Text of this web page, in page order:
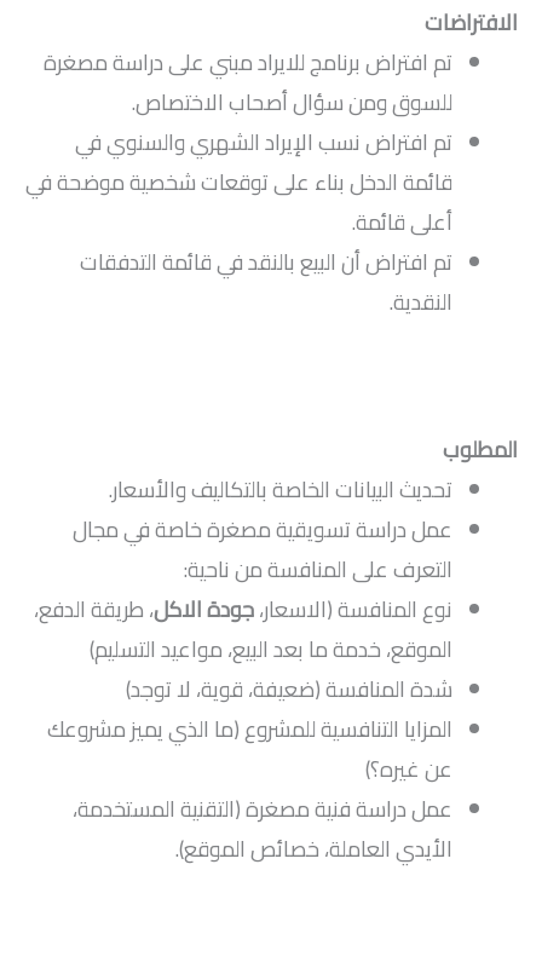
الافتراضات
تم افتراض برنامج للايراد مبني على دراسة مصغرة
للسوق ومن سؤال أصحاب الاختصاص.
تم افتراض نسب الإيراد الشهري والسنوي في
قائمة الدخل بناء على توقعات شخصية موضحة في
أعلى قائمة.
تم افتراض أن البيع بالنقد في قائمة التدفقات
النقدية.
المطلوب
تحديث البيانات الخاصة بالتكاليف والأسعار.
عمل دراسة تسويقية مصغرة خاصة في مجال
التعرف على المنافسة من ناحية:
نوع المنافسة (الاسعار،جودة الاكل، طريقة الدفع،
الموقع، خدمة ما بعد البيع، مواعيد التسليم)
شدة المنافسة (ضعيفة، قوية، لا توجد)
المزايا التنافسية للمشروع (ما الذي يميز مشروعك
عن غيره؟)
عمل دراسة فنية مصغرة (التقنية المستخدمة،
الأيدي العاملة، خصائص الموقع).